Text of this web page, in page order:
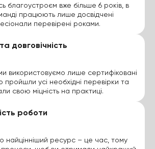
благоустроєм вже більше 6 років, в
працюють лише досвідчені
перевірені роками.
довговічність
використовуємо лише сертифіковані
пройшли усі необхідні перевірки та
свою міцність на практиці.
роботи
найцінніший ресурс – це час, тому